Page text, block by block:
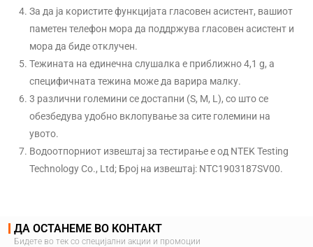
За да ја користите функцијата гласовен асистент, вашиот
паметен телефон мора да поддржува гласовен асистент и
мора да биде отклучен.
Тежината на единечна слушалка е приближно 4,1 g, а
специфичната тежина може да варира малку.
3 различни големини се достапни (S, M, L), со што се
обезбедува удобно вклопување за сите големини на
увото.
Водоотпорниот извештај за тестирање е од NTEK Testing
Technology Co., Ltd; Број на извештај: NTC1903187SV00.
ДА ОСТАНЕМЕ ВО КОНТАКТ
Бидете во тек со специјални акции и промоции